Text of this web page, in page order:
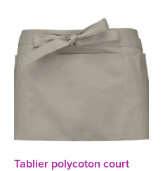
Tablier polycoton court